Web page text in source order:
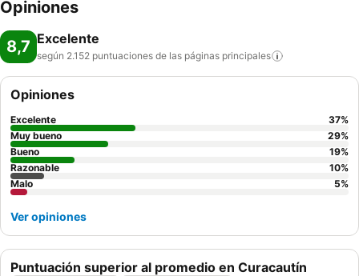
Opiniones
8,7 Excelente
según 2.152 puntuaciones de las páginas principales
Puntuación superior al promedio en Curacautín
Opiniones
Excelente 37%
Muy bueno
29%
Bueno
19%
Razonable
10%
Malo
5%
Ver opiniones